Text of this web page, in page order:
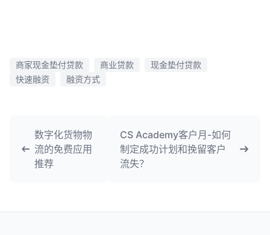
商家现金垫付贷款 商业贷款
现金垫付贷款
快速融资
融资方式
数字化货物物
流的免费应用
推荐
CS Academy客户月-如何
制定成功计划和挽留客户
流失？